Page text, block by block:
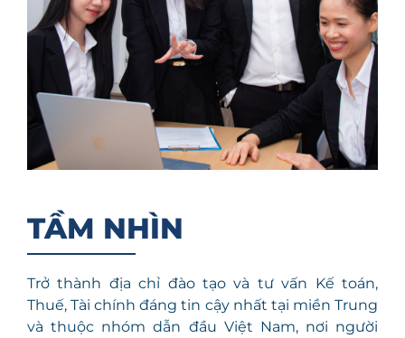
TẦM NHÌN
Trở thành địa chỉ đào tạo và tư vấn Kế toán,
Thuế, Tài chính đáng tin cậy nhất tại miền Trung
và thuộc nhóm dẫn đầu Việt Nam, nơi người